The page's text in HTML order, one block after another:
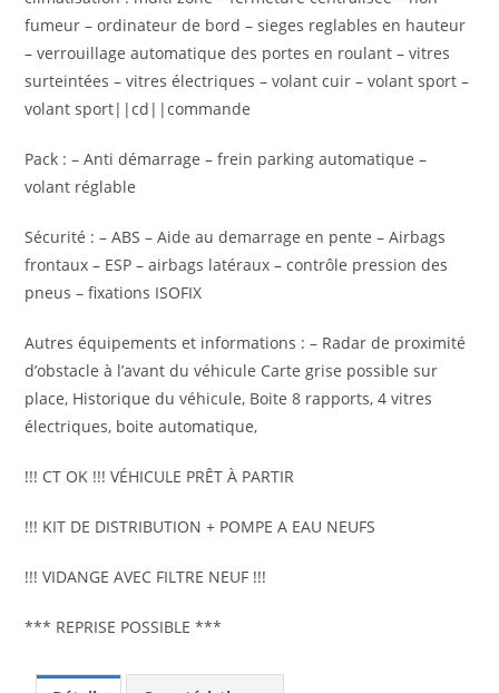
fumeur – ordinateur de bord – sieges reglables en hauteur
– verrouillage automatique des portes en roulant – vitres
surteintées – vitres électriques – volant cuir – volant sport –
volant sport||cd||commande
Pack : – Anti démarrage – frein parking automatique –
volant réglable
Sécurité : – ABS – Aide au demarrage en pente – Airbags
frontaux – ESP – airbags latéraux – contrôle pression des
pneus – fixations ISOFIX
Autres équipements et informations : – Radar de proximité
d’obstacle à l’avant du véhicule Carte grise possible sur
place, Historique du véhicule, Boite 8 rapports, 4 vitres
électriques, boite automatique,
!!! CT OK !!! VÉHICULE PRÊT À PARTIR
!!! KIT DE DISTRIBUTION + POMPE A EAU NEUFS
!!! VIDANGE AVEC FILTRE NEUF !!!
*** REPRISE POSSIBLE ***